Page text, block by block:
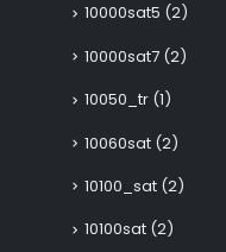
10000sat5 (2)
10000sat7 (2)
10050_tr (1)
10060sat (2)
10100_sat (2)
10100sat (2)